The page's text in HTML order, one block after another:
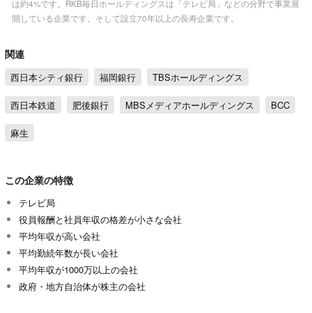
は約4%です。RKB毎日ホールディングスは「テレビ局」などの分野で事業展
開している企業です。そして設立70年以上の長寿企業です。
関連
西日本シティ銀行 福岡銀行 TBSホールディングス
西日本鉄道 肥後銀行 MBSメディアホールディングス BCC
麻生
この企業の特徴
テレビ局
役員報酬と社員年収の格差が小さな会社
平均年収が高い会社
平均勤続年数が長い会社
平均年収が1000万以上の会社
政府・地方自治体が株主の会社